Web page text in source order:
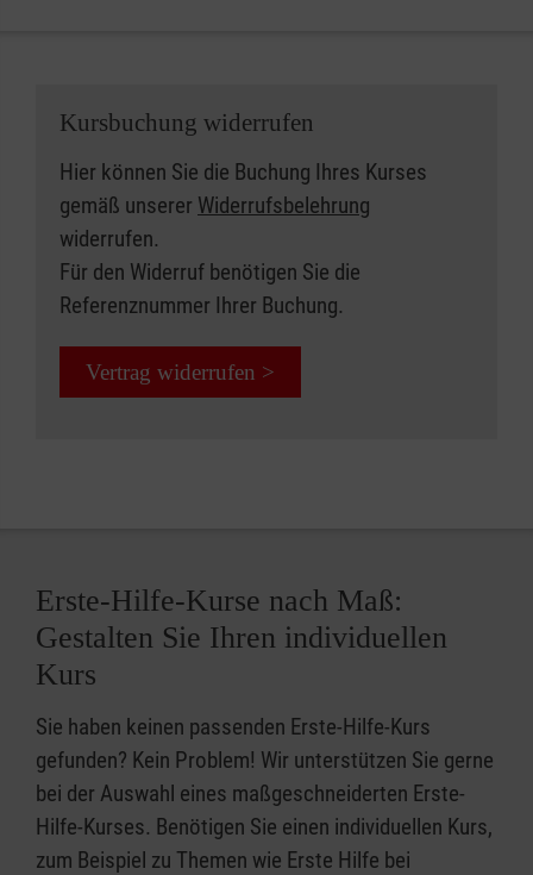
Kursbuchung widerrufen
Hier können Sie die Buchung Ihres Kurses
gemäß unserer Widerrufsbelehrung
widerrufen.
Für den Widerruf benötigen Sie die
Referenznummer Ihrer Buchung.
Vertrag widerrufen >
Erste-Hilfe-Kurse nach Maß:
Gestalten Sie Ihren individuellen
Kurs
Sie haben keinen passenden Erste-Hilfe-Kurs
gefunden? Kein Problem! Wir unterstützen Sie gerne
bei der Auswahl eines maßgeschneiderten Erste-
Hilfe-Kurses. Benötigen Sie einen individuellen Kurs,
zum Beispiel zu Themen wie Erste Hilfe bei